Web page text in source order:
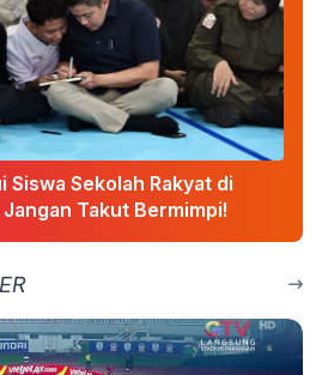
Siswa Sekolah Rakyat di
Takut Bermimpi!